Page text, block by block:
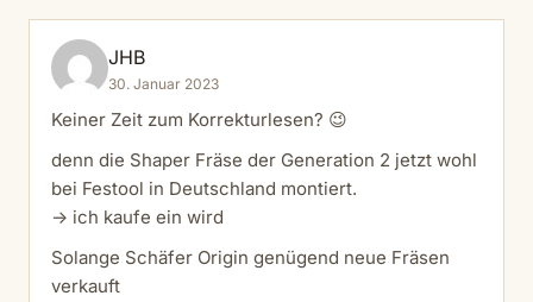
JHB
30. Januar 2023
Keiner Zeit zum Korrekturlesen? 😉
denn die Shaper Fräse der Generation 2 jetzt wohl
bei Festool in Deutschland montiert.
-> ich kaufe ein wird
Solange Schäfer Origin genügend neue Fräsen
verkauft